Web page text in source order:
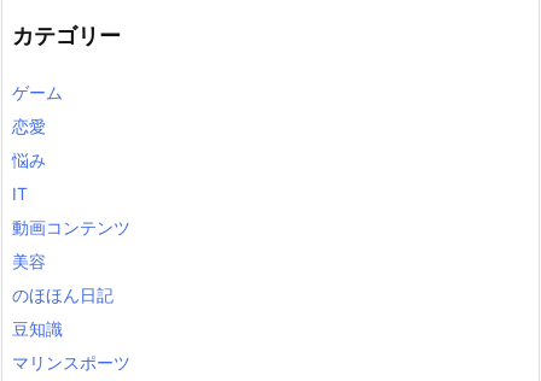
カテゴリー
ゲーム
恋愛
悩み
IT
動画コンテンツ
美容
のほほん日記
豆知識
マリンスポーツ